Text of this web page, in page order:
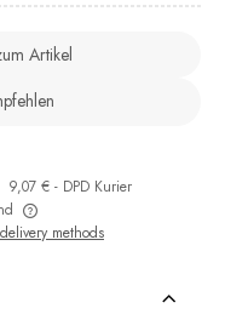
Artikel
9,07 € - DPD Kurier
payment costs
methods